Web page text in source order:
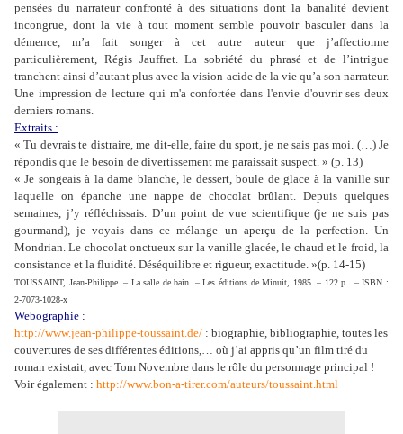
pensées du narrateur confronté à des situations dont la banalité devient
incongrue, dont la vie à tout moment semble pouvoir basculer dans la
démence, m’a fait songer à cet autre auteur que j’affectionne
particulièrement, Régis Jauffret. La sobriété du phrasé et de l’intrigue
tranchent ainsi d’autant plus avec la vision acide de la vie qu’a son narrateur.
Une impression de lecture qui m'a confortée dans l'envie d'ouvrir ses deux
derniers romans.
Extraits :
« Tu devrais te distraire, me dit-elle, faire du sport, je ne sais pas moi. (…) Je
répondis que le besoin de divertissement me paraissait suspect. » (p. 13)
« Je songeais à la dame blanche, le dessert, boule de glace à la vanille sur
laquelle on épanche une nappe de chocolat brûlant. Depuis quelques
semaines, j’y réfléchissais. D’un point de vue scientifique (je ne suis pas
gourmand), je voyais dans ce mélange un aperçu de la perfection. Un
Mondrian. Le chocolat onctueux sur la vanille glacée, le chaud et le froid, la
consistance et la fluidité. Déséquilibre et rigueur, exactitude. »(p. 14-15)
TOUSSAINT, Jean-Philippe. – La salle de bain. – Les éditions de Minuit, 1985. – 122 p.. – ISBN :
2-7073-1028-x
Webographie :
http://www.jean-philippe-toussaint.de/ : biographie, bibliographie, toutes les
couvertures de ses différentes éditions,… où j’ai appris qu’un film tiré du
roman existait, avec Tom Novembre dans le rôle du personnage principal !
Voir également : http://www.bon-a-tirer.com/auteurs/toussaint.html